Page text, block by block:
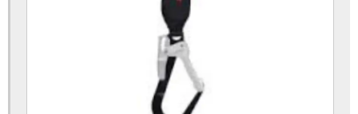
Detector de gás espaço confinado